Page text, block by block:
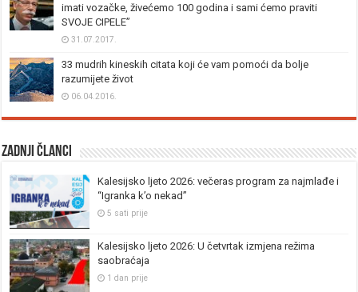
imati vozačke, živećemo 100 godina i sami ćemo praviti
SVOJE CIPELE”
31.07.2017.
33 mudrih kineskih citata koji će vam pomoći da bolje
razumijete život
06.04.2016.
Zadnji članci
Kalesijsko ljeto 2026: večeras program za najmlađe i
“Igranka k’o nekad”
5 sati prije
Kalesijsko ljeto 2026: U četvrtak izmjena režima
saobraćaja
1 dan prije